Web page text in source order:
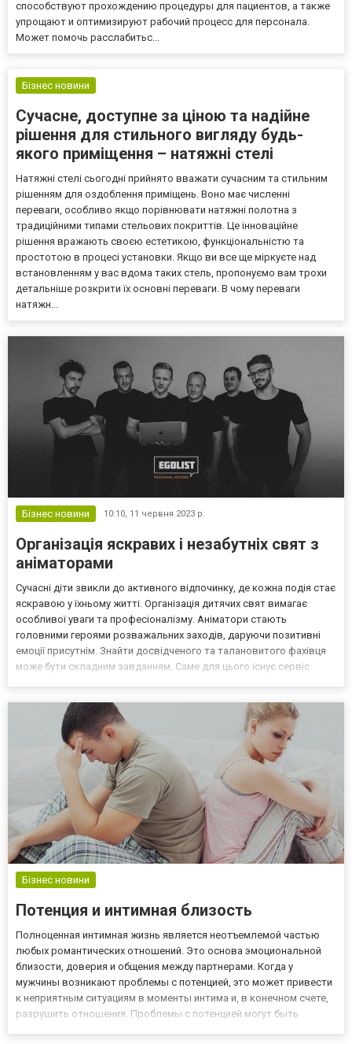
способствуют прохождению процедуры для пациентов, а также
упрощают и оптимизируют рабочий процесс для персонала.
Может помочь расслабитьс...
Бізнес новини
Сучасне, доступне за ціною та надійне
рішення для стильного вигляду будь-
якого приміщення – натяжні стелі
Натяжні стелі сьогодні прийнято вважати сучасним та стильним
рішенням для оздоблення приміщень. Воно має численні
переваги, особливо якщо порівнювати натяжні полотна з
традиційними типами стельових покриттів. Це інноваційне
рішення вражають своєю естетикою, функціональністю та
простотою в процесі установки. Якщо ви все ще міркуєте над
встановленням у вас вдома таких стель, пропонуємо вам трохи
детальніше розкрити їх основні переваги. В чому переваги
натяжн...
Бізнес новини 10:10, 11 червня 2023 р.
Організація яскравих і незабутніх свят з
аніматорами
Сучасні діти звикли до активного відпочинку, де кожна подія стає
яскравою у їхньому житті. Організація дитячих свят вимагає
особливої уваги та професіоналізму. Аніматори стають
головними героями розважальних заходів, даруючи позитивні
емоції присутнім. Знайти досвідченого та талановитого фахівця
може бути складним завданням. Саме для цього існує сервіс
Бізнес новини
Потенция и интимная близость
Полноценная интимная жизнь является неотъемлемой частью
любых романтических отношений. Это основа эмоциональной
близости, доверия и общения между партнерами. Когда у
мужчины возникают проблемы с потенцией, это может привести
к неприятным ситуациям в моменты интима и, в конечном счете,
разрушить отношения. Проблемы с потенцией могут быть